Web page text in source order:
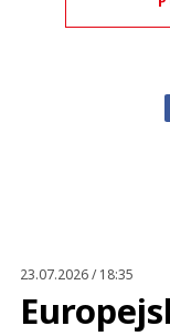
23.07.2026 / 18:35